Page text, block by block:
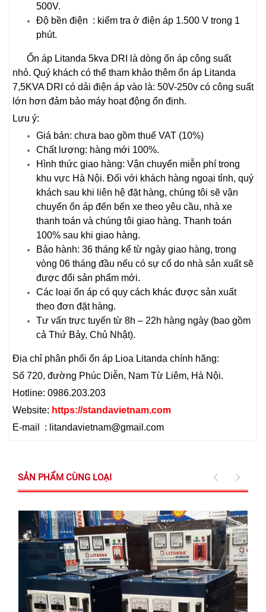
500V.
Độ bền điện : kiểm tra ở điện áp 1.500 V trong 1
phút.
Ổn áp Litanda 5kva DRI là dòng ổn áp công suất
nhỏ. Quý khách có thể tham khảo thêm ổn áp Litanda
7,5KVA DRI có dải điện áp vào là: 50V-250v có công suất
lớn hơn đảm bảo máy hoạt động ổn định.
Lưu ý:
Giá bán: chưa bao gồm thuế VAT (10%)
Chất lượng: hàng mới 100%.
Hình thức giao hàng: Vận chuyển miễn phí trong
khu vực Hà Nội. Đối với khách hàng ngoại tỉnh, quý
khách sau khi liên hệ đặt hàng, chúng tôi sẽ vận
chuyển ổn áp đến bến xe theo yêu cầu, nhà xe
thanh toán và chúng tôi giao hàng. Thanh toán
100% sau khi giao hàng.
Bảo hành: 36 tháng kể từ ngày giao hàng, trong
vòng 06 tháng đầu nếu có sự cố do nhà sản xuất sẽ
được đổi sản phẩm mới.
Các loại ổn áp có quy cách khác được sản xuất
theo đơn đặt hàng.
Tư vấn trực tuyến từ 8h – 22h hàng ngày (bao gồm
cả Thứ Bảy, Chủ Nhật).
Địa chỉ phân phối ổn áp Lioa Litanda chính hãng:
Số 720, đường Phúc Diễn, Nam Từ Liêm, Hà Nội.
Hotline: 0986.203.203
Website: https://standavietnam.com
E-mail : litandavietnam@gmail.com
SẢN PHẨM CÙNG LOẠI